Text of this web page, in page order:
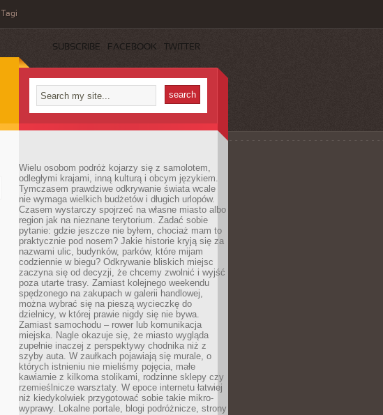
Tagi
SUBSCRIBE FACEBOOK TWITTER
Wielu osobom podróż kojarzy się z samolotem,
odległymi krajami, inną kulturą i obcym językiem.
Tymczasem prawdziwe odkrywanie świata wcale
nie wymaga wielkich budżetów i długich urlopów.
Czasem wystarczy spojrzeć na własne miasto albo
region jak na nieznane terytorium. Zadać sobie
pytanie: gdzie jeszcze nie byłem, chociaż mam to
praktycznie pod nosem? Jakie historie kryją się za
nazwami ulic, budynków, parków, które mijam
codziennie w biegu? Odkrywanie bliskich miejsc
zaczyna się od decyzji, że chcemy zwolnić i wyjść
poza utarte trasy. Zamiast kolejnego weekendu
spędzonego na zakupach w galerii handlowej,
można wybrać się na pieszą wycieczkę do
dzielnicy, w której prawie nigdy się nie bywa.
Zamiast samochodu – rower lub komunikacja
miejska. Nagle okazuje się, że miasto wygląda
zupełnie inaczej z perspektywy chodnika niż z
szyby auta. W zaułkach pojawiają się murale, o
których istnieniu nie mieliśmy pojęcia, małe
kawiarnie z kilkoma stolikami, rodzinne sklepy czy
rzemieślnicze warsztaty. W epoce internetu łatwiej
niż kiedykolwiek przygotować sobie takie mikro-
wyprawy. Lokalne portale, blogi podróżnicze, strony